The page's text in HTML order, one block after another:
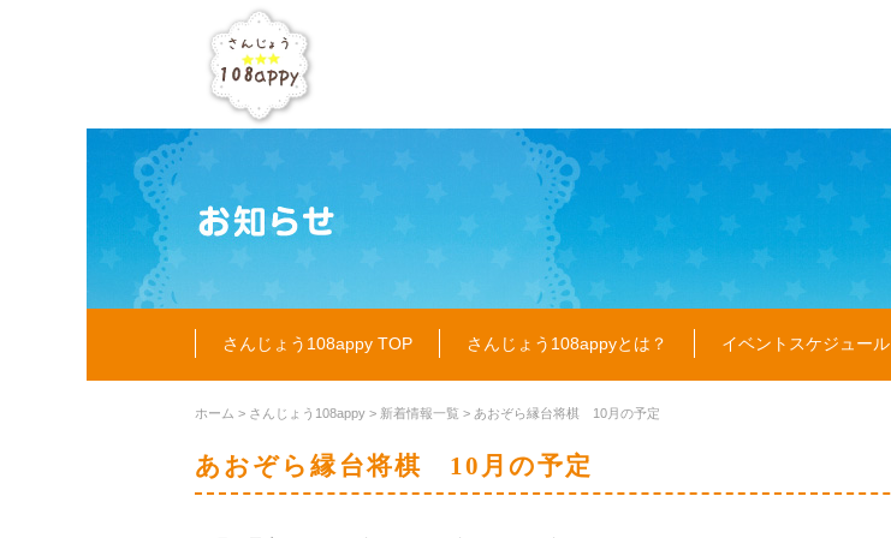
さんじょう108appy TOP さんじょう108appyとは？ イベントスケジュール
ホーム > さんじょう108appy > 新着情報一覧 > あおぞら縁台将棋 10月の予定
あおぞら縁台将棋 10月の予定